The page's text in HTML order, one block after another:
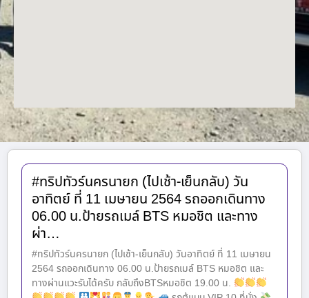
#ทริปทัวร์นครนายก (ไปเช้า-เย็นกลับ) วัน
อาทิตย์ ที่ 11 เมษายน 2564 รถออกเดินทาง
06.00 น.ป้ายรถเมล์ BTS หมอชิต และทาง
ผ่า…
#ทริปทัวร์นครนายก (ไปเช้า-เย็นกลับ) วันอาทิตย์ ที่ 11 เมษายน
2564 รถออกเดินทาง 06.00 น.ป้ายรถเมล์ BTS หมอชิต และ
ทางผ่านแวะรับได้ครับ กลับถึงBTSหมอชิต 19.00 น.